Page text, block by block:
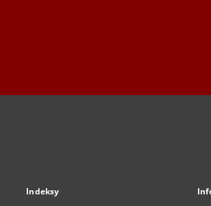
Indeksy